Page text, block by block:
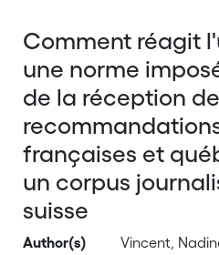
Comment réagit
une norme
de la réception de
françaises et
un corpus
suisse
Author(s)
Vincent,